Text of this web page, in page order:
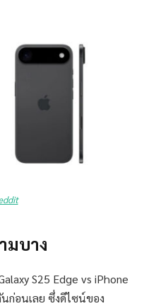
มบาง
S25 Edge vs iPhone
นก่อนเลย ซึ่งดีไซน์ของ